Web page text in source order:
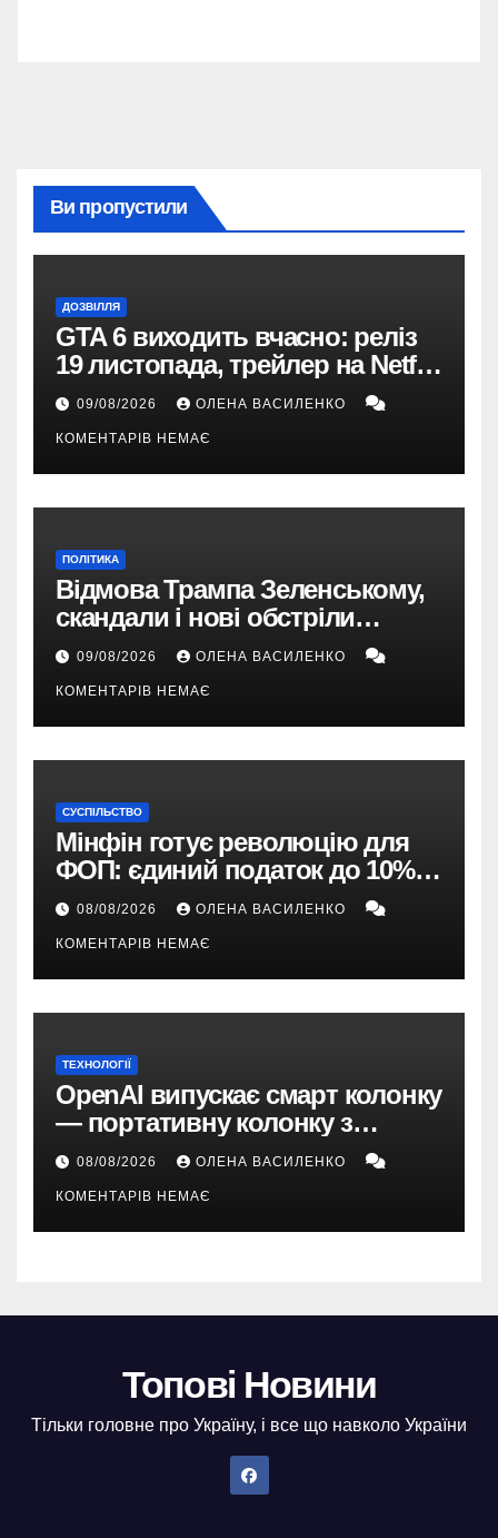
Ви пропустили
ДОЗВІЛЛЯ
GTA 6 виходить вчасно: реліз
19 листопада, трейлер на Netflix
і $180 млн передзамовлень
09/08/2026 ОЛЕНА ВАСИЛЕНКО
КОМЕНТАРІВ НЕМАЄ
ПОЛІТИКА
Відмова Трампа Зеленському,
скандали і нові обстріли
України – що пішло не так?
09/08/2026 ОЛЕНА ВАСИЛЕНКО
КОМЕНТАРІВ НЕМАЄ
СУСПІЛЬСТВО
Мінфін готує революцію для
ФОП: єдиний податок до 10%,
ПДВ з 2028 року та перегляд 2-ї
групи
08/08/2026 ОЛЕНА ВАСИЛЕНКО
КОМЕНТАРІВ НЕМАЄ
ТЕХНОЛОГІЇ
OpenAI випускає смарт колонку
— портативну колонку з
ChatGPT, камерою та цінником
понад $300
08/08/2026 ОЛЕНА ВАСИЛЕНКО
КОМЕНТАРІВ НЕМАЄ
Топові Новини
Тільки головне про Україну, і все що навколо України